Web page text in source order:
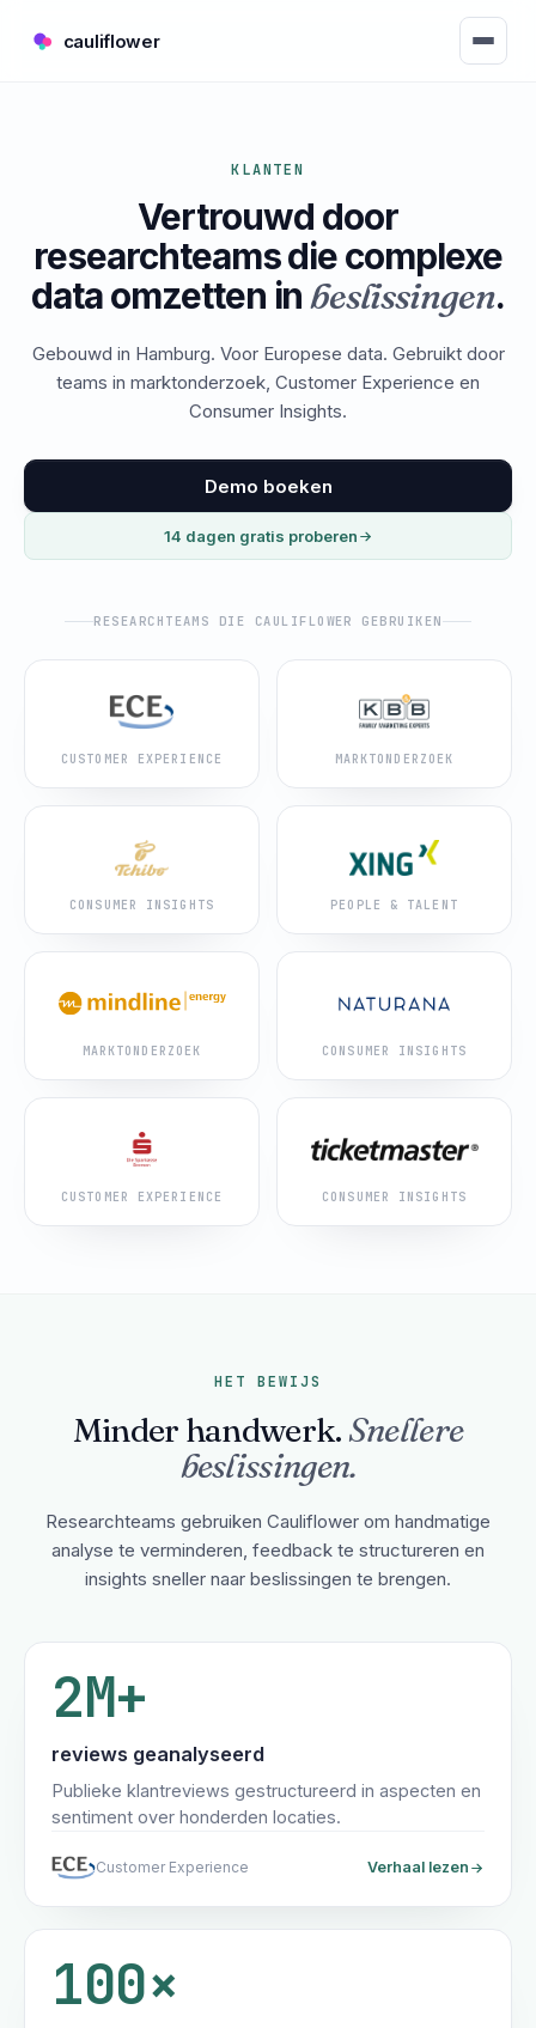
cauliflower
KLANTEN
Vertrouwd door
researchteams die complexe
data omzetten inbeslissingen.
Gebouwd in Hamburg. Voor Europese data. Gebruikt door
teams in marktonderzoek, Customer Experience en
Consumer Insights.
Demo boeken
14 dagen gratis proberen
RESEARCHTEAMS DIE CAULIFLOWER GEBRUIKEN
CUSTOMER EXPERIENCE MARKTONDERZOEK
CONSUMER INSIGHTS PEOPLE & TALENT
MARKTONDERZOEK CONSUMER INSIGHTS
CUSTOMER EXPERIENCE CONSUMER INSIGHTS
HET BEWIJS
Minder handwerk. Snellere
beslissingen.
Researchteams gebruiken Cauliflower om handmatige
analyse te verminderen, feedback te structureren en
insights sneller naar beslissingen te brengen.
2M+
reviews geanalyseerd
Publieke klantreviews gestructureerd in aspecten en
sentiment over honderden locaties.
Customer Experience Verhaal lezen
100×